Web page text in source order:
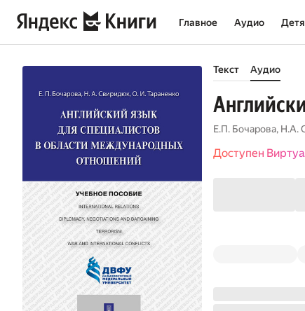
Главное Аудио
Текст Аудио
Е.П. Бочарова, Н.А.
Доступен